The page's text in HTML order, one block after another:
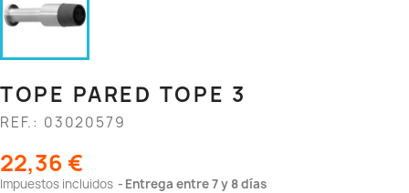
TOPE PARED TOPE 3
REF.: 03020579
22,36 €
Impuestos incluidos Entrega entre 7 y 8 días